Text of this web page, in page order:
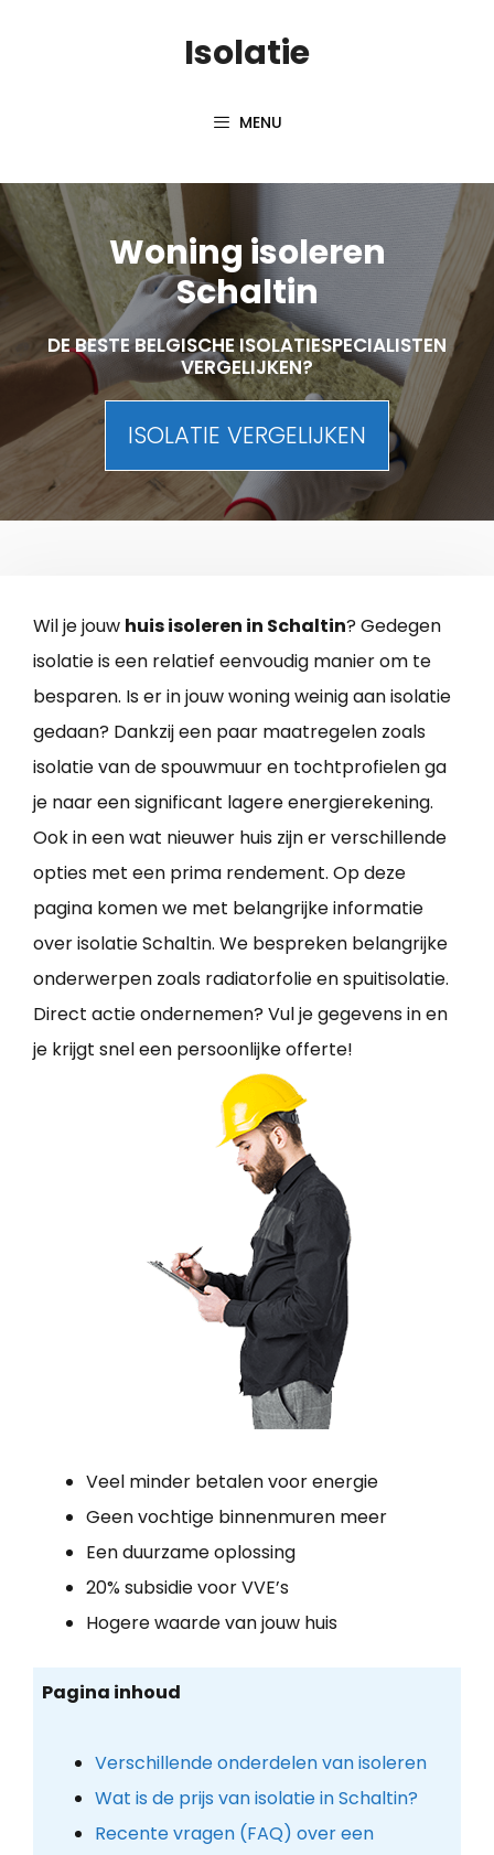
Isolatie
MENU
Woning isoleren
Schaltin
DE BESTE BELGISCHE ISOLATIESPECIALISTEN
VERGELIJKEN?
ISOLATIE VERGELIJKEN
Wil je jouw huis isoleren in Schaltin? Gedegen
isolatie is een relatief eenvoudig manier om te
besparen. Is er in jouw woning weinig aan isolatie
gedaan? Dankzij een paar maatregelen zoals
isolatie van de spouwmuur en tochtprofielen ga
je naar een significant lagere energierekening.
Ook in een wat nieuwer huis zijn er verschillende
opties met een prima rendement. Op deze
pagina komen we met belangrijke informatie
over isolatie Schaltin. We bespreken belangrijke
onderwerpen zoals radiatorfolie en spuitisolatie.
Direct actie ondernemen? Vul je gegevens in en
je krijgt snel een persoonlijke offerte!
Veel minder betalen voor energie
Geen vochtige binnenmuren meer
Een duurzame oplossing
20% subsidie voor VVE’s
Hogere waarde van jouw huis
Pagina inhoud
Verschillende onderdelen van isoleren
Wat is de prijs van isolatie in Schaltin?
Recente vragen (FAQ) over een